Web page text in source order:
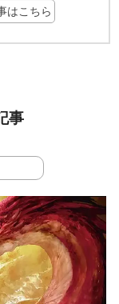
はこちら
事